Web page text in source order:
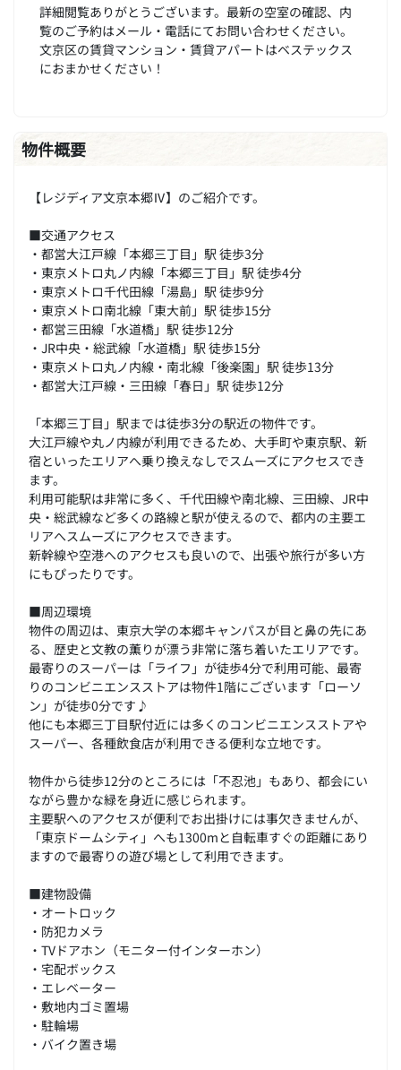
詳細閲覧ありがとうございます。最新の空室の確認、内
覧のご予約はメール・電話にてお問い合わせください。
文京区の賃貸マンション・賃貸アパートはベステックス
におまかせください！
物件概要
【レジディア文京本郷Ⅳ】のご紹介です。
■交通アクセス
・都営大江戸線「本郷三丁目」駅 徒歩3分
・東京メトロ丸ノ内線「本郷三丁目」駅 徒歩4分
・東京メトロ千代田線「湯島」駅 徒歩9分
・東京メトロ南北線「東大前」駅 徒歩15分
・都営三田線「水道橋」駅 徒歩12分
・JR中央・総武線「水道橋」駅 徒歩15分
・東京メトロ丸ノ内線・南北線「後楽園」駅 徒歩13分
・都営大江戸線・三田線「春日」駅 徒歩12分
「本郷三丁目」駅までは徒歩3分の駅近の物件です。
大江戸線や丸ノ内線が利用できるため、大手町や東京駅、新
宿といったエリアへ乗り換えなしでスムーズにアクセスでき
ます。
利用可能駅は非常に多く、千代田線や南北線、三田線、JR中
央・総武線など多くの路線と駅が使えるので、都内の主要エ
リアへスムーズにアクセスできます。
新幹線や空港へのアクセスも良いので、出張や旅行が多い方
にもぴったりです。
■周辺環境
物件の周辺は、東京大学の本郷キャンパスが目と鼻の先にあ
る、歴史と文教の薫りが漂う非常に落ち着いたエリアです。
最寄りのスーパーは「ライフ」が徒歩4分で利用可能、最寄
りのコンビニエンスストアは物件1階にございます「ローソ
ン」が徒歩0分です♪
他にも本郷三丁目駅付近には多くのコンビニエンスストアや
スーパー、各種飲食店が利用できる便利な立地です。
物件から徒歩12分のところには「不忍池」もあり、都会にい
ながら豊かな緑を身近に感じられます。
主要駅へのアクセスが便利でお出掛けには事欠きませんが、
「東京ドームシティ」へも1300mと自転車すぐの距離にあり
ますので最寄りの遊び場として利用できます。
■建物設備
・オートロック
・防犯カメラ
・TVドアホン（モニター付インターホン）
・宅配ボックス
・エレベーター
・敷地内ゴミ置場
・駐輪場
・バイク置き場